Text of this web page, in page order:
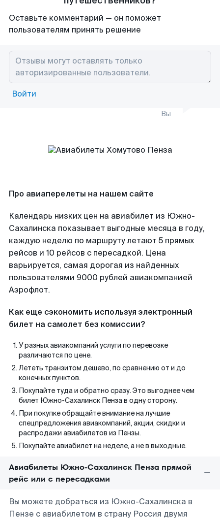
Оставьте комментарий — он поможет
пользователям принять решение
Войти
Вы
Про авиаперелеты на нашем сайте
Календарь низких цен на авиабилет из Южно-
Сахалинска показывает выгодные месяца в году,
каждую неделю по маршруту летают 5 прямых
рейсов и 10 рейсов с пересадкой. Цена
варьируется, самая дорогая из найденных
пользователями 9000 рублей авиакомпанией
Аэрофлот.
Как еще сэкономить используя электронный
билет на самолет без комиссии?
У разных авиакомпаний услуги по перевозке
различаются по цене.
Лететь транзитом дешево, по сравнению от и до
конечных пунктов.
Покупайте туда и обратно сразу. Это выгоднее чем
билет Южно-Сахалинск Пенза в одну сторону.
При покупке обращайте внимание на лучшие
спецпредложения авиакомпаний, акции, скидки и
распродажи авиабилетов из Пензы.
Покупайте авиабилет на неделе, а не в выходные.
Авиабилеты Южно-Сахалинск Пенза прямой
рейс или с пересадками
Вы можете добраться из Южно-Сахалинска в
Пензе с авиабилетом в страну Россия двумя